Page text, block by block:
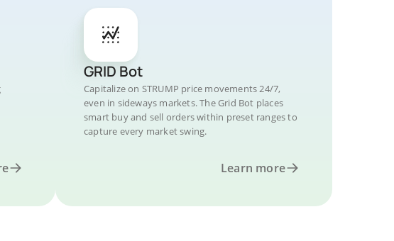
GRID Bot
Capitalize on STRUMP price movements 24/7,
even in sideways markets. The Grid Bot places
smart buy and sell orders within preset ranges to
capture every market swing.
Learn more